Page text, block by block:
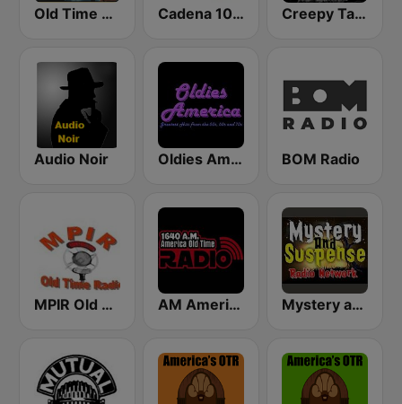
Old Time Radio Crime, Detectives - Variety Cadena 100 Vegas Altas Creepy Tales Radio - Old Time Radio Horror Classics
Audio Noir Oldies America BOM Radio
MPIR Old Time Radio AM America Old Time Radio Mystery and Suspense Old Time Radio Network